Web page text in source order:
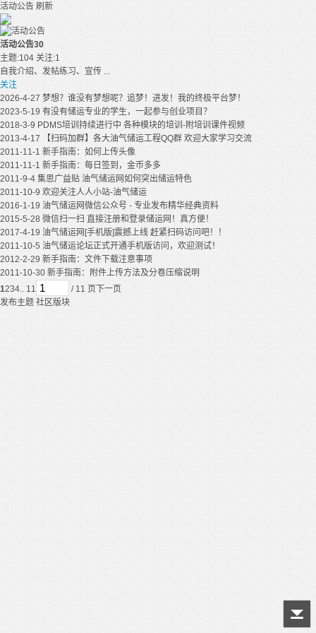
活动公告 刷新
活动公告30
主题:104 关注:1
自我介绍、发帖练习、宣传 ...
关注
2026-4-27 梦想？谁没有梦想呢？追梦！进发！我的终极平台梦！
2023-5-19 有没有储运专业的学生，一起参与创业项目？
2018-3-9 PDMS培训持续进行中 各种模块的培训-附培训课件视频
2013-4-17
【扫码加群】各大油气储运工程QQ群 欢迎大家学习交流
2011-11-1 新手指南：如何上传头像
2011-11-1 新手指南：每日签到，金币多多
2011-9-4 集思广益贴 油气储运网如何突出储运特色
2011-10-9 欢迎关注人人小站-油气储运
2016-1-19 油气储运网微信公众号 - 专业发布精华经典资料
2015-5-28 微信扫一扫 直接注册和登录储运网！真方便！
2017-4-19 油气储运网[手机版]震撼上线 赶紧扫码访问吧！！
2011-10-5 油气储运论坛正式开通手机版访问，欢迎测试！
2012-2-29 新手指南：文件下载注意事项
2011-10-30 新手指南：附件上传方法及分卷压缩说明
1234.. 11 / 11 页 下一页
发布主题 社区版块